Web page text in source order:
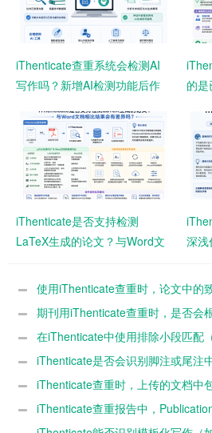
iThenticate查重系统会检测AI
写作吗？新增AI检测功能后作
的
iThenticate是否支持检测
LaTeX生成的论文？与Word文
深浅
使用iThenticate查重时，论文中的
吗？期刊用iThenticate查重时，是否会
度？在iThenticate中使用排除小段匹配
结果影响有多大？
iThenticate是否会识别脚注或尾注
率？iThenticate查重时，上传的文档中
Contents）是否会影响最终重复率？
iThenticate查重报告中，